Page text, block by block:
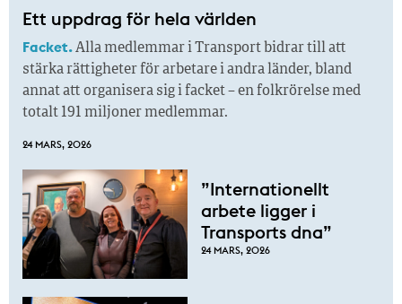
Ett uppdrag för hela världen
Facket.Alla medlemmar i Transport bidrar till att
stärka rättigheter för arbetare i andra länder, bland
annat att organisera sig i facket – en folkrörelse med
totalt 191 miljoner medlemmar.
24 MARS, 2026
”Internationellt
arbete ligger i
Transports dna”
24 MARS, 2026